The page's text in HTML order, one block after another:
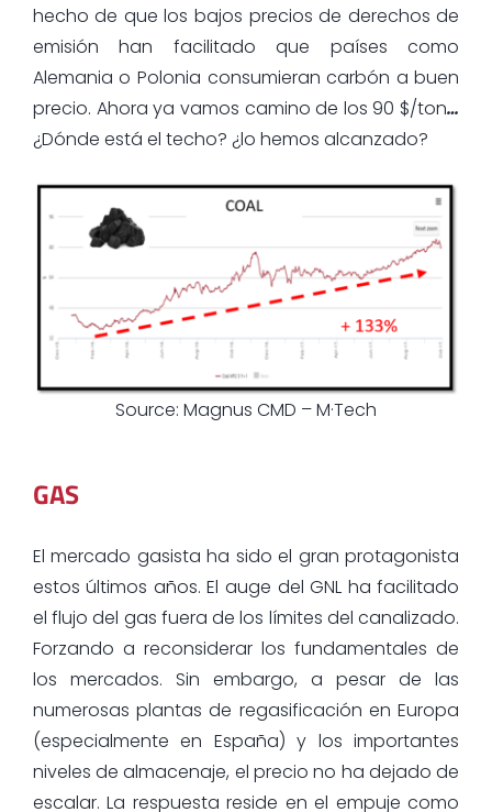
hecho de que los bajos precios de derechos de
emisión han facilitado que países como
Alemania o Polonia consumieran carbón a buen
precio. Ahora ya vamos camino de los 90 $/ton…
¿Dónde está el techo? ¿lo hemos alcanzado?
Source: Magnus CMD – M·Tech
GAS
El mercado gasista ha sido el gran protagonista
estos últimos años. El auge del GNL ha facilitado
el flujo del gas fuera de los límites del canalizado.
Forzando a reconsiderar los fundamentales de
los mercados. Sin embargo, a pesar de las
numerosas plantas de regasificación en Europa
(especialmente en España) y los importantes
niveles de almacenaje, el precio no ha dejado de
escalar. La respuesta reside en el empuje como